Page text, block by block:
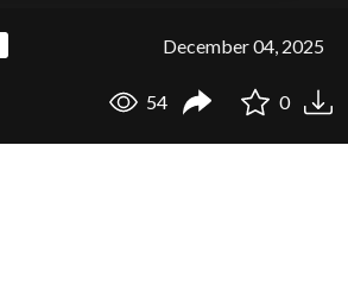
December 04, 2025
54 0